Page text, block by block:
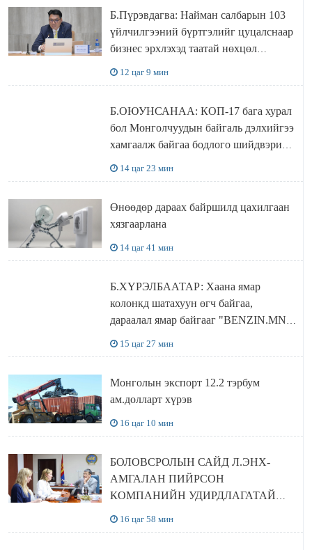
Б.Пүрэвдагва: Найман салбарын 103
үйлчилгээний бүртгэлийг цуцалснаар
бизнес эрхлэхэд таатай нөхцөл
12 цаг 9 мин
Б.ОЮУНСАНАА: КОП-17 бага хурал
бол Монголчуудын байгаль дэлхийгээ
хамгаалж байгаа бодлого шийдвэрийг
14 цаг 23 мин
Өнөөдөр дараах байршилд цахилгаан
хязгаарлана
14 цаг 41 мин
Б.ХҮРЭЛБААТАР: Хаана ямар
колонкд шатахуун өгч байгаа,
дараалал ямар байгааг "BENZIN.MN”
15 цаг 27 мин
Монголын экспорт 12.2 тэрбум
ам.долларт хүрэв
16 цаг 10 мин
БОЛОВСРОЛЫН САЙД Л.ЭНХ-
АМГАЛАН ПИЙРСОН
КОМПАНИЙН УДИРДЛАГАТАЙ
16 цаг 58 мин